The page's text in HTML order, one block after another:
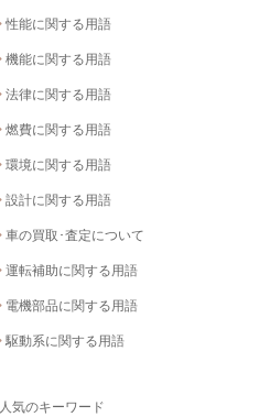
性能に関する用語
機能に関する用語
法律に関する用語
燃費に関する用語
環境に関する用語
設計に関する用語
車の買取･査定について
運転補助に関する用語
電機部品に関する用語
駆動系に関する用語
人気のキーワード